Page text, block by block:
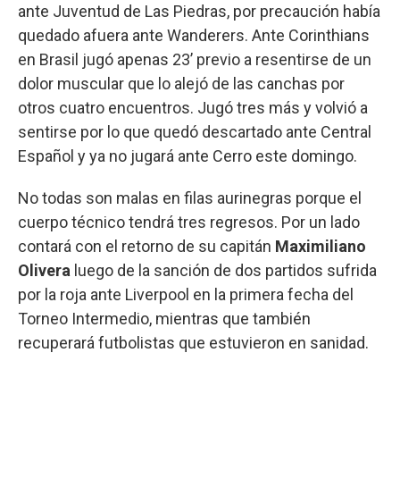
ante Juventud de Las Piedras, por precaución había
quedado afuera ante Wanderers. Ante Corinthians
en Brasil jugó apenas 23’ previo a resentirse de un
dolor muscular que lo alejó de las canchas por
otros cuatro encuentros. Jugó tres más y volvió a
sentirse por lo que quedó descartado ante Central
Español y ya no jugará ante Cerro este domingo.
No todas son malas en filas aurinegras porque el
cuerpo técnico tendrá tres regresos. Por un lado
contará con el retorno de su capitán Maximiliano
Olivera luego de la sanción de dos partidos sufrida
por la roja ante Liverpool en la primera fecha del
Torneo Intermedio, mientras que también
recuperará futbolistas que estuvieron en sanidad.